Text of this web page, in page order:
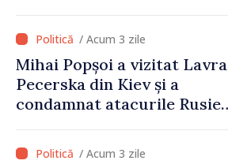
talibană. Aprobarea acestei
vizite a fost o eroare de
evaluare și de coordonare
instituțională”
/ Acum 3 zile
Mihai Popșoi a vizitat Lavra
Pecerska din Kiev și a
condamnat atacurile Rusiei
cultural al Ucrainei
/ Acum 3 zile